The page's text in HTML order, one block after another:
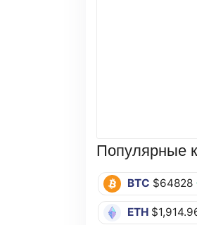
Популярные
BTC $64828
ETH